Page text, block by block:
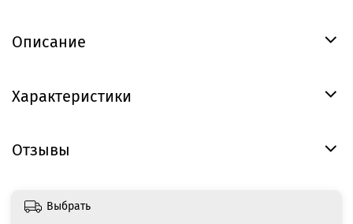
Описание
Характеристики
Отзывы
Выбрать